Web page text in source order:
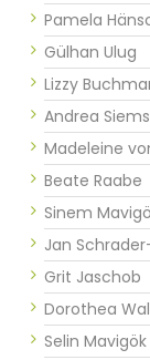
Pamela
Gülhan Ulug
Lizzy
Andrea Siems
Madeleine
Beate Raabe
Sinem
Jan
Grit Jaschob
Dorothea
Selin Mavigök